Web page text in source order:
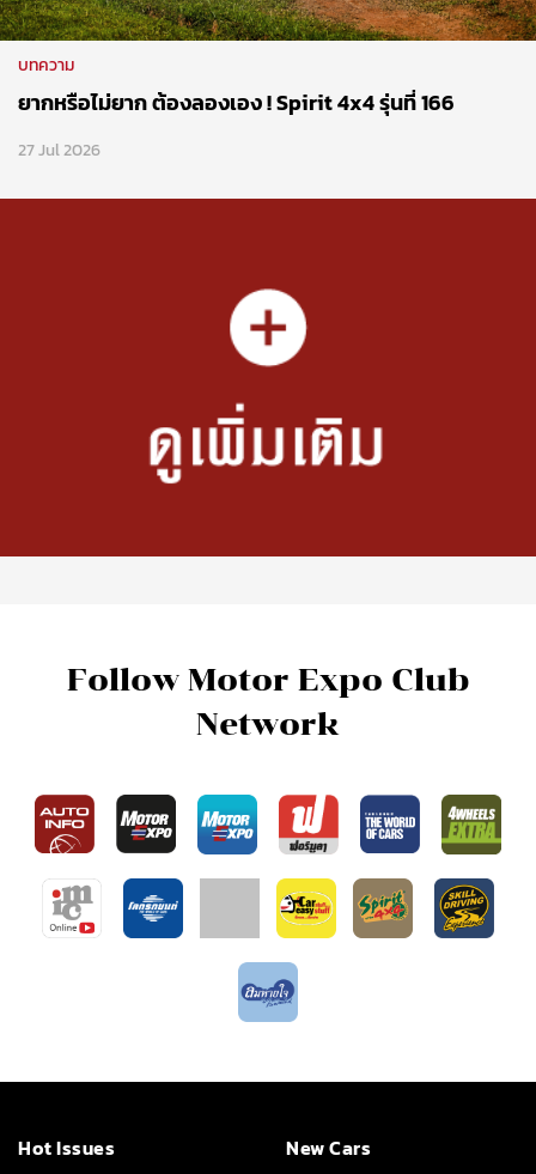
บทความ
ยากหรือไม่ยาก ต้องลองเอง ! Spirit 4x4 รุ่นที่ 166
27 Jul 2026
Follow Motor Expo Club
Network
Hot Issues
New Cars